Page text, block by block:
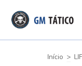
Início >